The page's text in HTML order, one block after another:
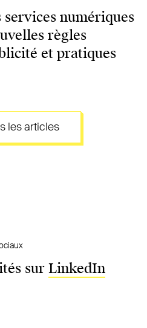
numériques
règles
et pratiques
les articles
sur LinkedIn